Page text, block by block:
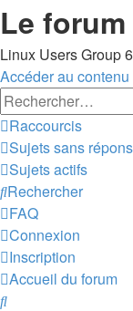
Le
Linux Users Group
Accéder au contenu
Raccourcis
Sujets sans
Sujets actifs
Rechercher
FAQ
Connexion
Inscription
Accueil du forum
Rechercher